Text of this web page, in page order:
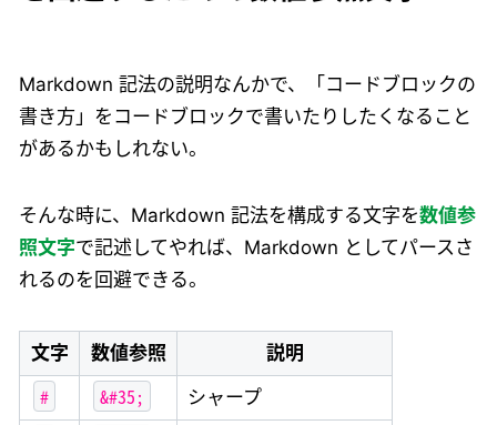
Markdown 記法の説明なんかで、「コードブロックの
書き方」をコードブロックで書いたりしたくなること
があるかもしれない。
そんな時に、Markdown 記法を構成する文字を数値参
照文字で記述してやれば、Markdown としてパースさ
れるのを回避できる。
文字 数値参照 説明
# &#35; シャープ